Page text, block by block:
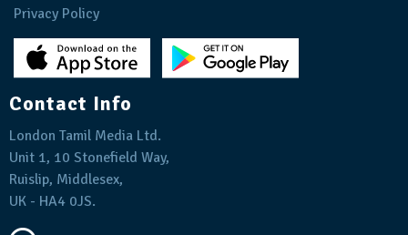
Privacy Policy
Contact Info
London Tamil Media Ltd.
Unit 1, 10 Stonefield Way,
Ruislip, Middlesex,
UK - HA4 0JS.